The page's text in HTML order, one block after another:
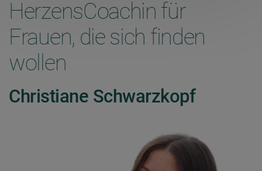
HerzensCoachin für
Frauen, die sich finden
wollen
Christiane Schwarzkopf